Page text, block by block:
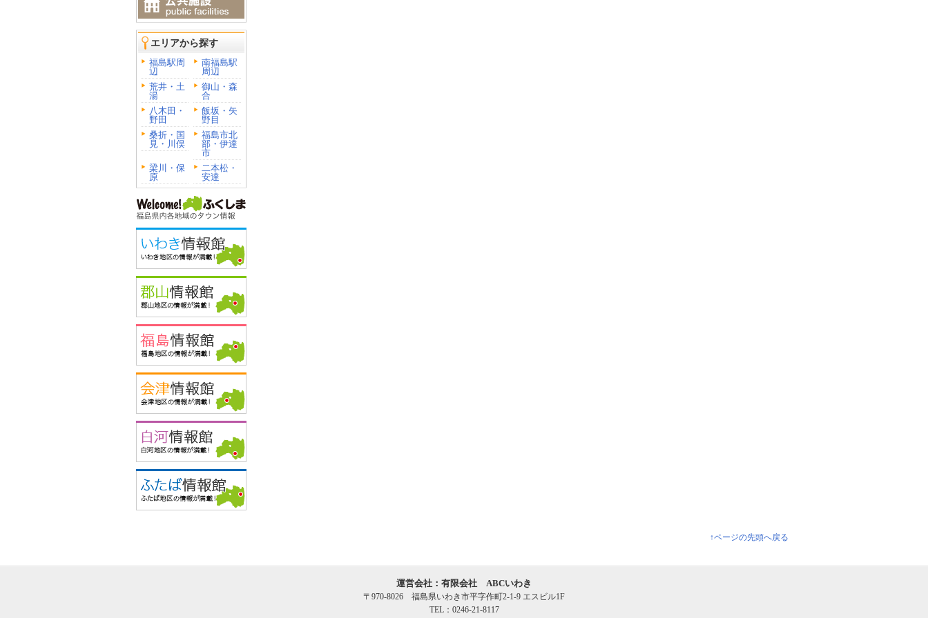
エリアから探す
福島駅周
辺
南福島駅
周辺
荒井・土
湯
御山・森
合
八木田・
野田
飯坂・矢
野目
桑折・国
見・川俣
福島市北
部・伊達
市
梁川・保
原
二本松・
安達
↑ページの先頭へ戻る
運営会社：有限会社 ABCいわき
〒970-8026 福島県いわき市平字作町2-1-9 エスビル1F
TEL：0246-21-8117